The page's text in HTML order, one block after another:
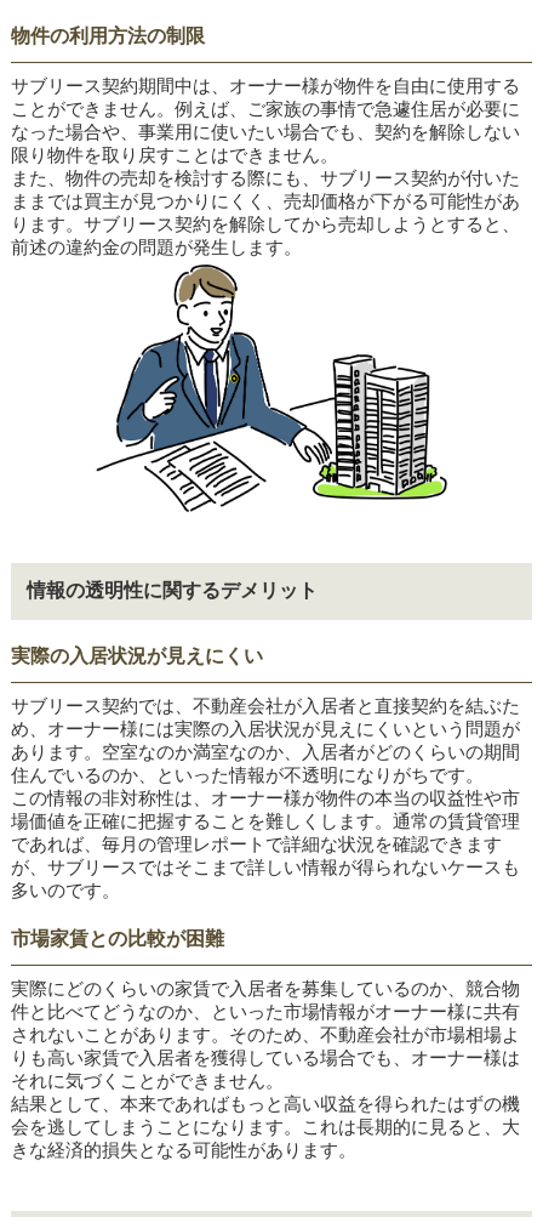
物件の利用方法の制限
サブリース契約期間中は、オーナー様が物件を自由に使用する
ことができません。例えば、ご家族の事情で急遽住居が必要に
なった場合や、事業用に使いたい場合でも、契約を解除しない
限り物件を取り戻すことはできません。
また、物件の売却を検討する際にも、サブリース契約が付いた
ままでは買主が見つかりにくく、売却価格が下がる可能性があ
ります。サブリース契約を解除してから売却しようとすると、
前述の違約金の問題が発生します。
情報の透明性に関するデメリット
実際の入居状況が見えにくい
サブリース契約では、不動産会社が入居者と直接契約を結ぶた
め、オーナー様には実際の入居状況が見えにくいという問題が
あります。空室なのか満室なのか、入居者がどのくらいの期間
住んでいるのか、といった情報が不透明になりがちです。
この情報の非対称性は、オーナー様が物件の本当の収益性や市
場価値を正確に把握することを難しくします。通常の賃貸管理
であれば、毎月の管理レポートで詳細な状況を確認できます
が、サブリースではそこまで詳しい情報が得られないケースも
多いのです。
市場家賃との比較が困難
実際にどのくらいの家賃で入居者を募集しているのか、競合物
件と比べてどうなのか、といった市場情報がオーナー様に共有
されないことがあります。そのため、不動産会社が市場相場よ
りも高い家賃で入居者を獲得している場合でも、オーナー様は
それに気づくことができません。
結果として、本来であればもっと高い収益を得られたはずの機
会を逃してしまうことになります。これは長期的に見ると、大
きな経済的損失となる可能性があります。